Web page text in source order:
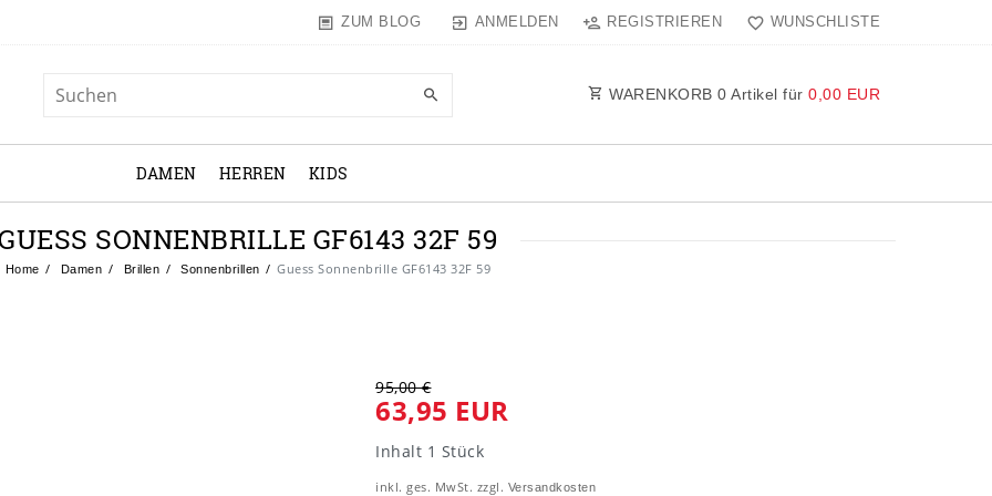
ZUM BLOG ANMELDEN REGISTRIEREN WUNSCHLISTE
WARENKORB 0 Artikel für 0,00 EUR
DAMEN HERREN KIDS
SONNENBRILLE GF6143 32F 59
Home Damen Brillen Sonnenbrillen Guess Sonnenbrille GF6143 32F 59
95,00 €
63,95 EUR
Inhalt 1 Stück
inkl. ges. MwSt. zzgl. Versandkosten